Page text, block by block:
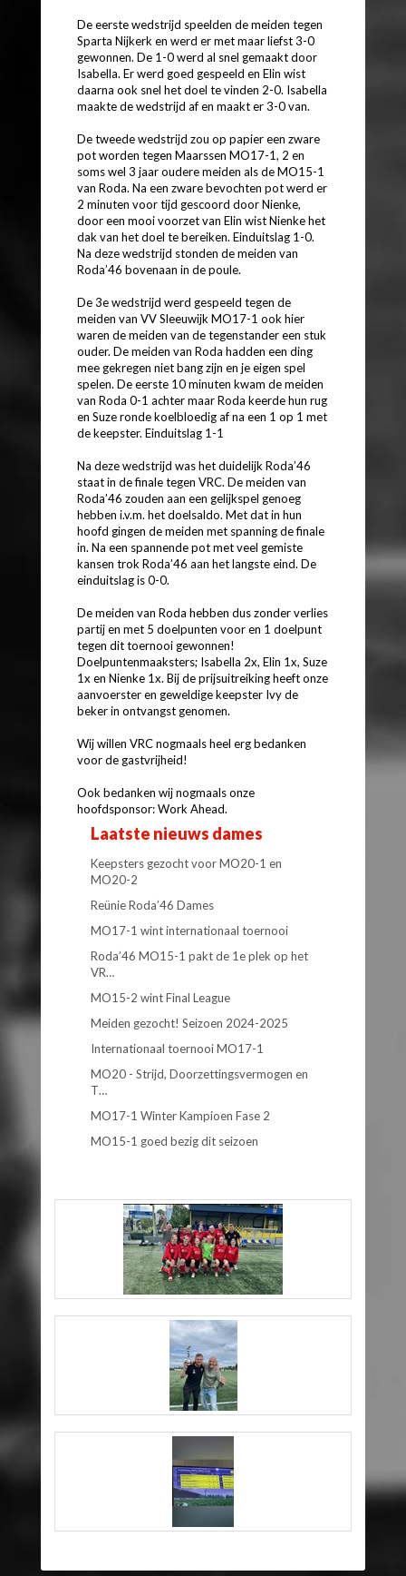
De eerste wedstrijd speelden de meiden tegen
Sparta Nijkerk en werd er met maar liefst 3-0
gewonnen. De 1-0 werd al snel gemaakt door
Isabella. Er werd goed gespeeld en Elin wist
daarna ook snel het doel te vinden 2-0. Isabella
maakte de wedstrijd af en maakt er 3-0 van.
De tweede wedstrijd zou op papier een zware
pot worden tegen Maarssen MO17-1, 2 en
soms wel 3 jaar oudere meiden als de MO15-1
van Roda. Na een zware bevochten pot werd er
2 minuten voor tijd gescoord door Nienke,
door een mooi voorzet van Elin wist Nienke het
dak van het doel te bereiken. Einduitslag 1-0.
Na deze wedstrijd stonden de meiden van
Roda’46 bovenaan in de poule.
De 3e wedstrijd werd gespeeld tegen de
meiden van VV Sleeuwijk MO17-1 ook hier
waren de meiden van de tegenstander een stuk
ouder. De meiden van Roda hadden een ding
mee gekregen niet bang zijn en je eigen spel
spelen. De eerste 10 minuten kwam de meiden
van Roda 0-1 achter maar Roda keerde hun rug
en Suze ronde koelbloedig af na een 1 op 1 met
de keepster. Einduitslag 1-1
Na deze wedstrijd was het duidelijk Roda’46
staat in de finale tegen VRC. De meiden van
Roda’46 zouden aan een gelijkspel genoeg
hebben i.v.m. het doelsaldo. Met dat in hun
hoofd gingen de meiden met spanning de finale
in. Na een spannende pot met veel gemiste
kansen trok Roda’46 aan het langste eind. De
einduitslag is 0-0.
De meiden van Roda hebben dus zonder verlies
partij en met 5 doelpunten voor en 1 doelpunt
tegen dit toernooi gewonnen!
Doelpuntenmaaksters; Isabella 2x, Elin 1x, Suze
1x en Nienke 1x. Bij de prijsuitreiking heeft onze
aanvoerster en geweldige keepster Ivy de
beker in ontvangst genomen.
Wij willen VRC nogmaals heel erg bedanken
voor de gastvrijheid!
Ook bedanken wij nogmaals onze
hoofdsponsor: Work Ahead.
Laatste nieuws dames
Keepsters gezocht voor MO20-1 en
MO20-2
Reünie Roda’46 Dames
MO17-1 wint internationaal toernooi
Roda’46 MO15-1 pakt de 1e plek op het
VR…
MO15-2 wint Final League
Meiden gezocht! Seizoen 2024-2025
Internationaal toernooi MO17-1
MO20 - Strijd, Doorzettingsvermogen en
T…
MO17-1 Winter Kampioen Fase 2
MO15-1 goed bezig dit seizoen